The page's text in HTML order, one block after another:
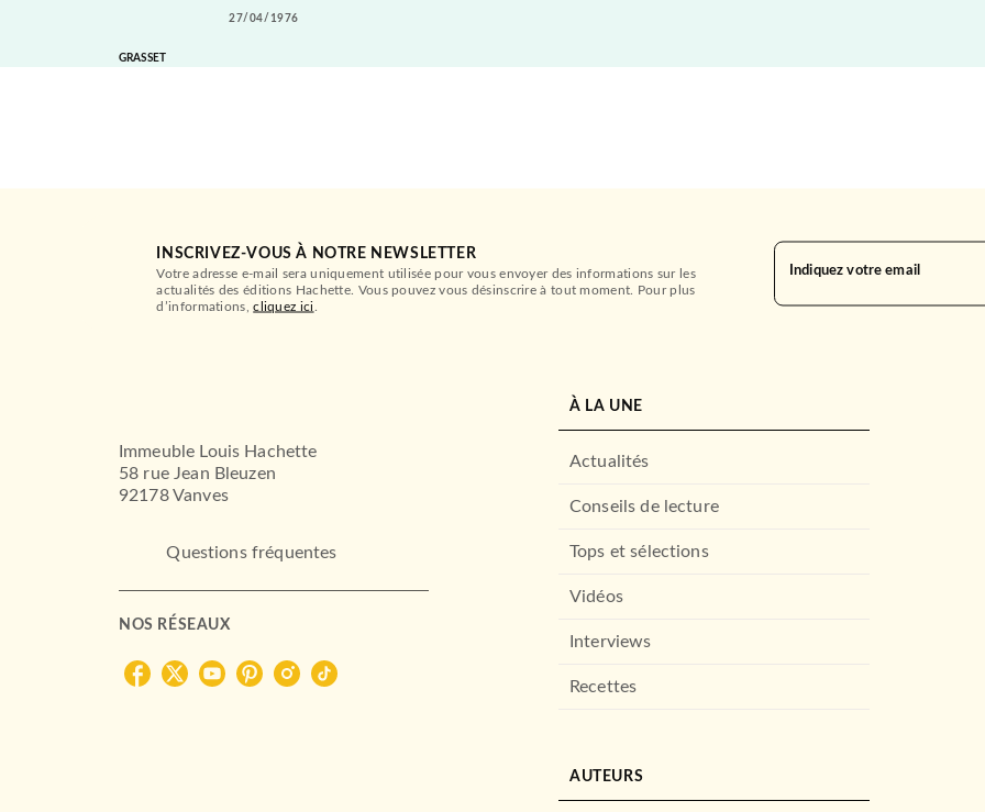
27/04/1976
GRASSET
INSCRIVEZ-VOUS À NOTRE NEWSLETTER
Votre adresse e-mail sera uniquement utilisée pour vous envoyer des informations sur les
actualités des éditions Hachette. Vous pouvez vous désinscrire à tout moment. Pour plus
d’informations,cliquez ici
Indiquez votre email
Immeuble Louis Hachette
58 rue Jean Bleuzen
92178 Vanves
Questions fréquentes
NOS RÉSEAUX
À LA UNE
Actualités
Conseils de lecture
Tops et sélections
Vidéos
Interviews
Recettes
AUTEURS